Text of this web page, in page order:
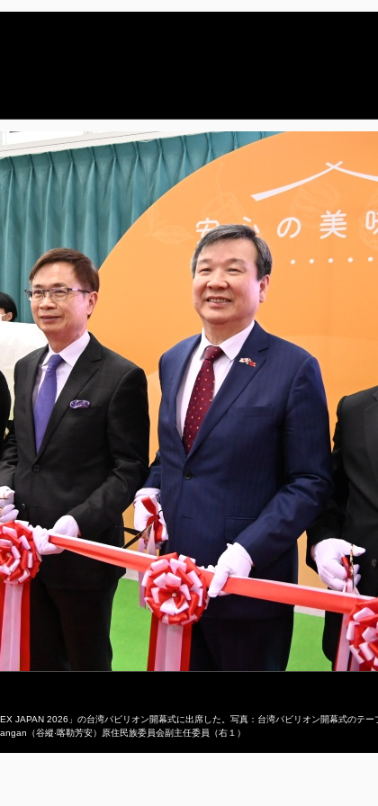
JAPAN 2026」の台湾パビリオン開幕式に出席した。写真：台湾パビリオン開幕式のテ
（谷縱‧喀勒芳安）原住民族委員会副主任委員（右１）